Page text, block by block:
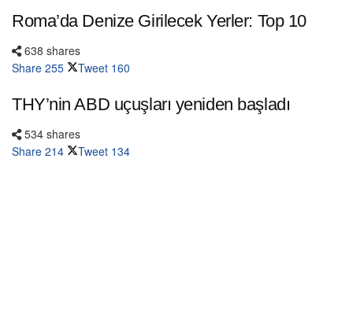
Roma’da Denize Girilecek Yerler: Top 10
638 shares
Share 255 Tweet 160
THY’nin ABD uçuşları yeniden başladı
534 shares
Share 214 Tweet 134